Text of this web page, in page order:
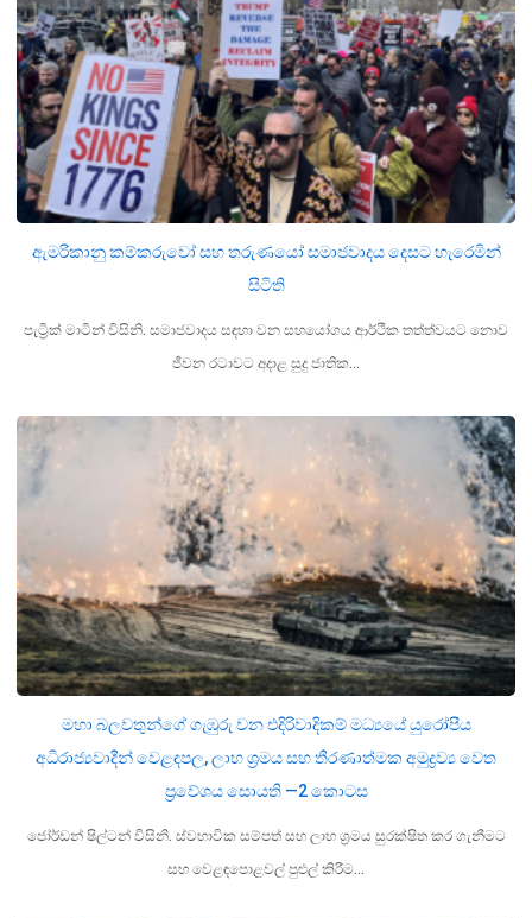
ඇමරිකානු කම්කරුවෝ සහ තරුණයෝ සමාජවාදය දෙසට හැරෙමින්
සිටිති
පැට්‍රික් මාටින් විසිනි. සමාජවාදය සඳහා වන සහයෝගය ආර්ථික තත්ත්වයට නොව
ජීවන රටාවට අදාළ සුදු ජාතික…
මහා බලවතුන්ගේ ගැඹුරු වන එදිරිවාදිකම් මධ්‍යයේ යුරෝපීය
අධිරාජ්‍යවාදීන් වෙළඳපල, ලාභ ශ්‍රමය සහ තීරණාත්මක අමුද්‍රව්‍ය වෙත
ප්‍රවේශය සොයති —2 කොටස
ජෝර්ඩන් ෂිල්ටන් විසිනි. ස්වභාවික සම්පත් සහ ලාභ ශ්‍රමය සුරක්ෂිත කර ගැනීමට
සහ වෙළඳපොළවල් පුළුල් කිරීම…